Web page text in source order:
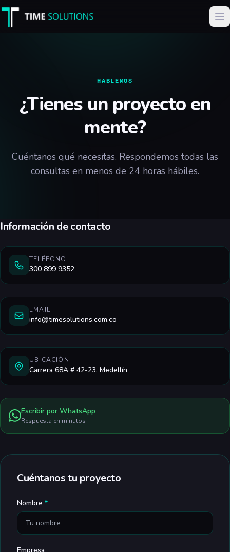
HABLEMOS
¿Tienes un proyecto en
mente?
Cuéntanos qué necesitas. Respondemos todas las
consultas en menos de 24 horas hábiles.
Información de contacto
TELÉFONO
300 899 9352
EMAIL
info@timesolutions.com.co
UBICACIÓN
Carrera 68A # 42-23, Medellín
Escribir por WhatsApp
Respuesta en minutos
Cuéntanos tu proyecto
Nombre *